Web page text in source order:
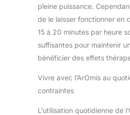
pleine puissance.
de le laisser fonctionner en
15 à 20 minutes par heure
suffisantes pour maintenir
bénéficier des effets
Vivre avec l’ArOmis au
contraintes
L’utilisation quotidienne de